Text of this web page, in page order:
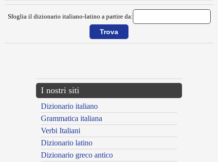
Sfoglia il dizionario italiano-latino a partire da:
I nostri siti
Dizionario italiano
Grammatica italiana
Verbi Italiani
Dizionario latino
Dizionario greco antico